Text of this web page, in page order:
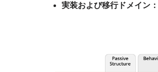
実装および移行ドメイン：